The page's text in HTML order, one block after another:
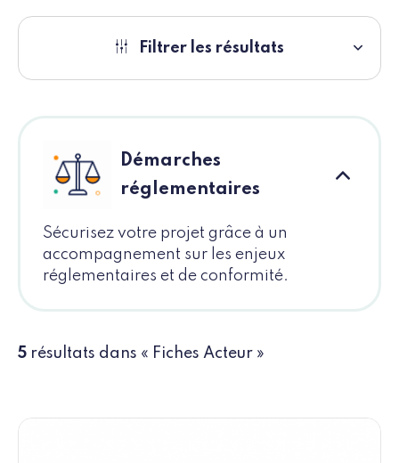
Filtrer les résultats
Démarches
réglementaires
Sécurisez votre projet grâce à un
accompagnement sur les enjeux
réglementaires et de conformité.
5 résultats dans « Fiches Acteur »